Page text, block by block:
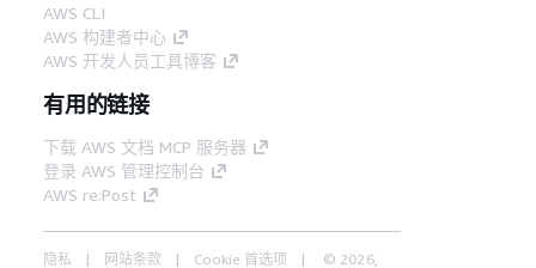
AWS CLI
AWS 构建者中心
AWS 开发人员工具博客
有用的链接
下载 AWS 文档 MCP 服务器
登录 AWS 管理控制台
AWS re:Post
隐私 网站条款 Cookie 首选项 © 2026,